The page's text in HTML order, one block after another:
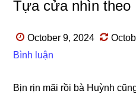
Tựa cửa nhìn theo
October 9, 2024
Bình luận
Bịn rịn mãi rồi bà Huỳnh